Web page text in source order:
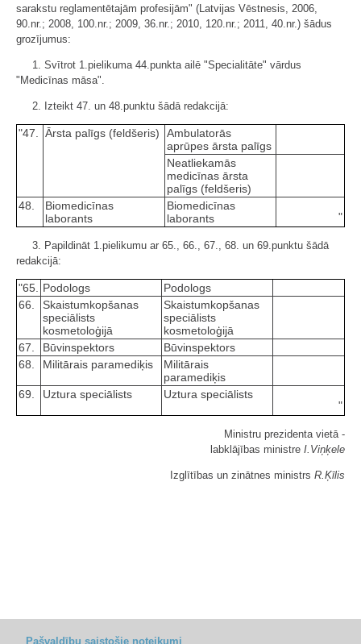
sarakstu reglamentētajām profesijām" (Latvijas Vēstnesis, 2006,
90.nr.; 2008, 100.nr.; 2009, 36.nr.; 2010, 120.nr.; 2011, 40.nr.) šādus
grozījumus:
1. Svītrot 1.pielikuma 44.punkta ailē "Specialitāte" vārdus
"Medicīnas māsa".
2. Izteikt 47. un 48.punktu šādā redakcijā:
"47. Ārsta palīgs (feldšeris)
Ambulatorās
aprūpes ārsta palīgs
Neatliekamās
medicīnas ārsta
palīgs (feldšeris)
48.
Biomedicīnas
laborants
Biomedicīnas
laborants
"
3. Papildināt 1.pielikumu ar 65., 66., 67., 68. un 69.punktu šādā
redakcijā:
"65. Podologs
Podologs
66.
Skaistumkopšanas
speciālists
kosmetoloģijā
Skaistumkopšanas
speciālists
kosmetoloģijā
67.
Būvinspektors
Būvinspektors
68.
Militārais paramediķis
Militārais
paramediķis
69.
Uztura speciālists
Uztura speciālists
"
Ministru prezidenta vietā -
labklājības ministre I.Viņķele
Izglītības un zinātnes ministrs R.Ķīlis
Pašvaldību saistošie noteikumi